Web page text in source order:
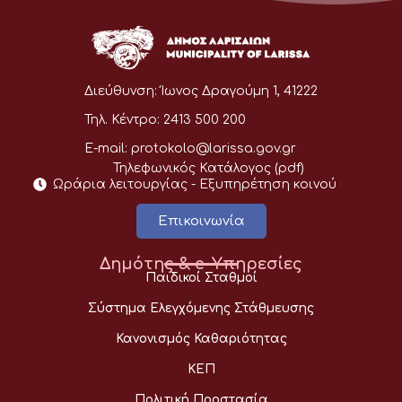
Διεύθυνση: Ίωνος Δραγούμη 1, 41222
Τηλ. Κέντρο: 2413 500 200
E-mail: protokolo@larissa.gov.gr
Τηλεφωνικός Κατάλογος (pdf)
Ωράρια λειτουργίας - Eξυπηρέτηση κοινού
Επικοινωνία
Δημότης & e-Υπηρεσίες
Παιδικοί Σταθμοί
Σύστημα Ελεγχόμενης Στάθμευσης
Κανονισμός Καθαριότητας
ΚΕΠ